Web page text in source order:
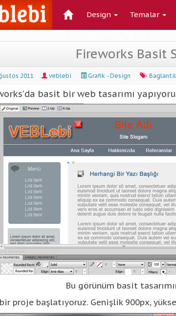
Design Temalar
Fireworks Basit
2011 veblebi Grafik - Design
basit bir web tasarımı
Bu görünüm basit
proje başlatıyoruz. Genişlik 900px,